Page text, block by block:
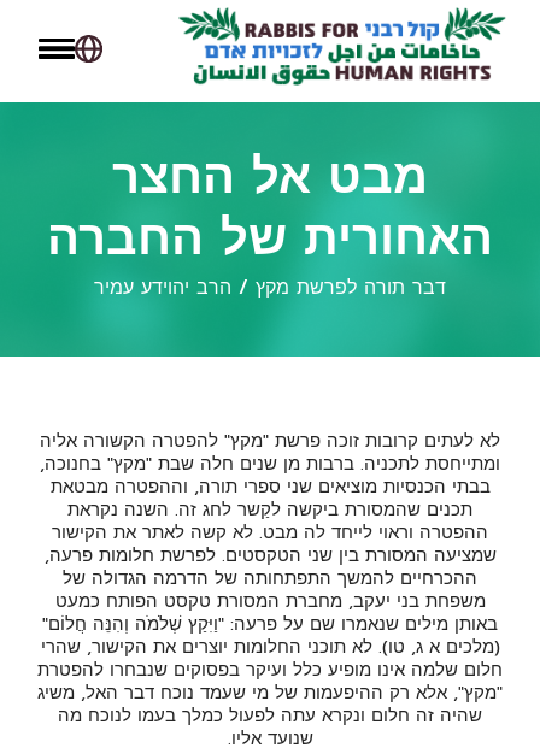
מבט אל החצר
האחורית של החברה
דבר תורה לפרשת מקץ / הרב יהוידע עמיר
לא לעתים קרובות זוכה פרשת "מקץ" להפטרה הקשורה אליה
ומתייחסת לתכניה. ברבות מן שנים חלה שבת "מקץ" בחנוכה,
בבתי הכנסיות מוציאים שני ספרי תורה, וההפטרה מבטאת
תכנים שהמסורת ביקשה לקַשר לחג זה. השנה נקראת
ההפטרה וראוי לייחד לה מבט. לא קשה לאתר את הקישור
שמציעה המסורת בין שני הטקסטים. לפרשת חלומות פרעה,
ההכרחיים להמשך התפתחותה של הדרמה הגדולה של
משפחת בני יעקב, מחברת המסורת טקסט הפותח כמעט
באותן מילים שנאמרו שם על פרעה: "וַיִּקַץ שְׁלֹמֹה וְהִנֵּה חֲלוֹם"
(מלכים א ג, טו). לא תוכני החלומות יוצרים את הקישור, שהרי
חלום שלמה אינו מופיע כלל ועיקר בפסוקים שנבחרו להפטרת
"מקץ", אלא רק ההיפעמות של מי שעמד נוכח דבר האל, משיג
שהיה זה חלום ונקרא עתה לפעול כמלך בעמו לנוכח מה
שנועד אליו.